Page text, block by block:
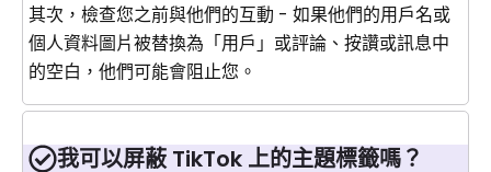
其次，檢查您之前與他們的互動 - 如果他們的用戶名或
個人資料圖片被替換為「用戶」或評論、按讚或訊息中
的空白，他們可能會阻止您。
我可以屏蔽 TikTok 上的主題標籤嗎？